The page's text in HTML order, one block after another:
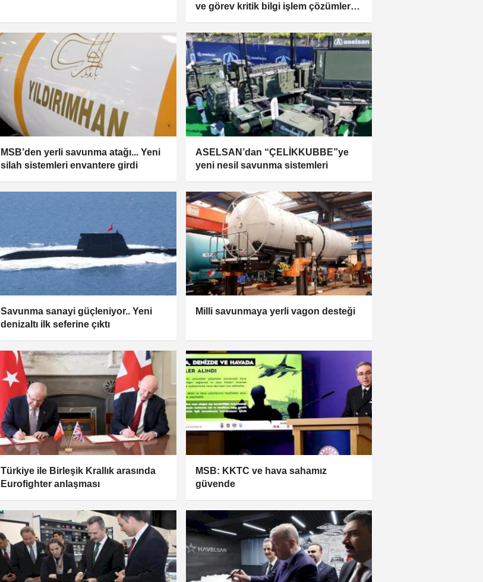
ve görev kritik bilgi işlem çözümlerini
MSB’den yerli savunma atağı... Yeni
silah sistemleri envantere girdi
ASELSAN’dan “ÇELİKKUBBE”ye
yeni nesil savunma sistemleri
Savunma sanayi güçleniyor.. Yeni
denizaltı ilk seferine çıktı
Milli savunmaya yerli vagon desteği
Türkiye ile Birleşik Krallık arasında
Eurofighter anlaşması
MSB: KKTC ve hava sahamız
güvende